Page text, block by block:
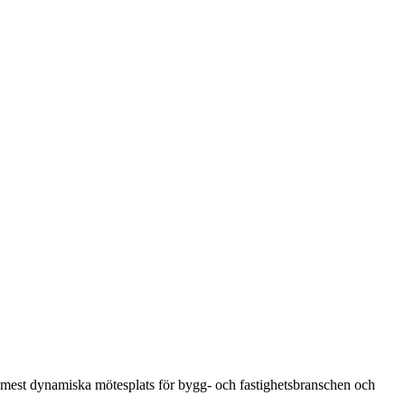
dynamiska mötesplats för bygg- och fastighetsbranschen och